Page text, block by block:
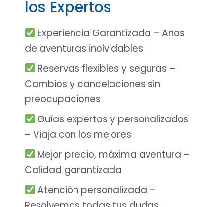
los Expertos
Experiencia Garantizada – Años
de aventuras inolvidables
Reservas flexibles y seguras –
Cambios y cancelaciones sin
preocupaciones
Guías expertos y personalizados
– Viaja con los mejores
Mejor precio, máxima aventura –
Calidad garantizada
Atención personalizada –